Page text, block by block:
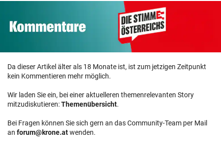
Da dieser Artikel älter als 18 Monate ist, ist zum jetzigen Zeitpunkt
kein Kommentieren mehr möglich.
Wir laden Sie ein, bei einer aktuelleren themenrelevanten Story
mitzudiskutieren:Themenübersicht.
Bei Fragen können Sie sich gern an das Community-Team per Mail
an forum@krone.atwenden.